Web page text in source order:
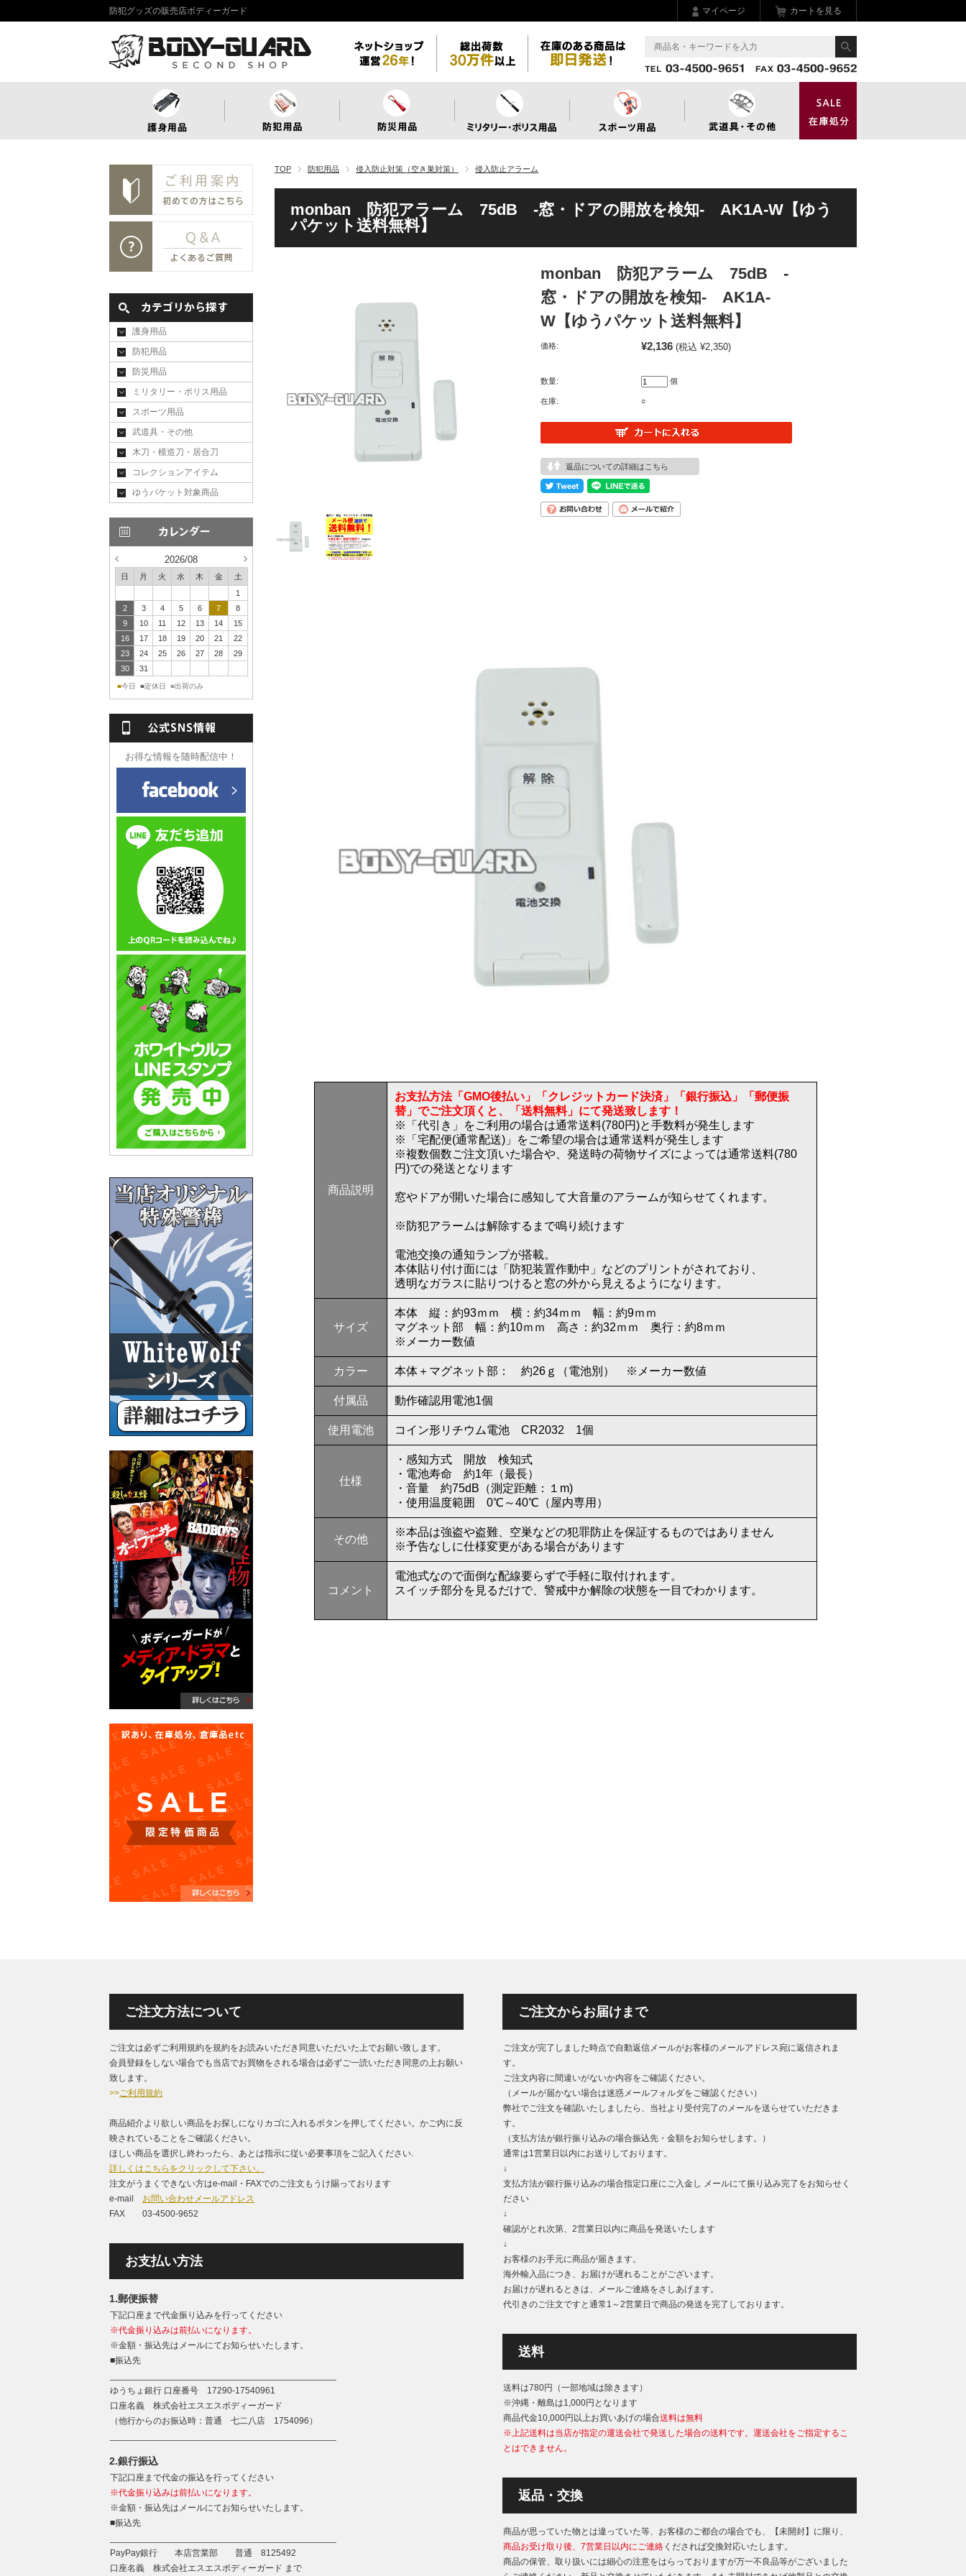
防犯グッズの販売店ボディーガード マイページ カートを見る
TOP 防犯用品 侵入防止対策（空き巣対策） 侵入防止アラーム
monban 防犯アラーム 75dB -窓・ドアの開放を検知- AK1A-W【ゆう
パケット送料無料】
monban 防犯アラーム 75dB -
窓・ドアの開放を検知- AK1A-
W【ゆうパケット送料無料】
価格: ¥2,136 (税込 ¥2,350)
数量: 個
在庫: ○
返品についての詳細はこちら
商品説明
お支払方法「GMO後払い」「クレジットカード決済」「銀行振込」「郵便振
替」でご注文頂くと、「送料無料」にて発送致します！
※「代引き」をご利用の場合は通常送料(780円)と手数料が発生します
※「宅配便(通常配送)」をご希望の場合は通常送料が発生します
※複数個数ご注文頂いた場合や、発送時の荷物サイズによっては通常送料(780
円)での発送となります
窓やドアが開いた場合に感知して大音量のアラームが知らせてくれます。
※防犯アラームは解除するまで鳴り続けます
電池交換の通知ランプが搭載。
本体貼り付け面には「防犯装置作動中」などのプリントがされており、
透明なガラスに貼りつけると窓の外から見えるようになります。
サイズ
本体 縦：約93ｍｍ 横：約34ｍｍ 幅：約9ｍｍ
マグネット部 幅：約10ｍｍ 高さ：約32ｍｍ 奥行：約8ｍｍ
※メーカー数値
カラー 本体＋マグネット部： 約26ｇ（電池別） ※メーカー数値
付属品 動作確認用電池1個
使用電池 コイン形リチウム電池 CR2032 1個
仕様
・感知方式 開放 検知式
・電池寿命 約1年（最長）
・音量 約75dB（測定距離：１m)
・使用温度範囲 0℃～40℃（屋内専用）
その他
※本品は強盗や盗難、空巣などの犯罪防止を保証するものではありません
※予告なしに仕様変更がある場合があります
コメント
電池式なので面倒な配線要らずで手軽に取付けれます。
スイッチ部分を見るだけで、警戒中か解除の状態を一目でわかります。
護身用品
防犯用品
防災用品
ミリタリー・ポリス用品
スポーツ用品
武道具・その他
木刀・模造刀・居合刀
コレクションアイテム
ゆうパケット対象商品
2026/08
日 月 火 水 木 金
土
1
2
3 4 5 6 7
8
9
10 11 12 13 14
15
16
17 18 19 20 21
22
23
24 25 26 27 28
29
30
31
■今日 ■定休日 ■出荷のみ
お得な情報を随時配信中！
ご注文方法について
ご注文は必ずご利用規約を規約をお読みいただき同意いただいた上でお願い致します。
会員登録をしない場合でも当店でお買物をされる場合は必ずご一読いただき同意の上お願い
致します。
>>ご利用規約
商品紹介より欲しい商品をお探しになりカゴに入れるボタンを押してください。かご内に反
映されていることをご確認ください。
ほしい商品を選択し終わったら、あとは指示に従い必要事項をご記入ください.
詳しくはこちらをクリックして下さい。
注文がうまくできない方はe-mail・FAXでのご注文もうけ賜っております
e-mail お問い合わせメールアドレス
FAX 03-4500-9652
お支払い方法
1.郵便振替
下記口座まで代金振り込みを行ってください
※代金振り込みは前払いになります。
※金額・振込先はメールにてお知らせいたします。
■振込先
ゆうちょ銀行 口座番号 17290-17540961
口座名義 株式会社エスエスボディーガード
（他行からのお振込時：普通 七二八店 1754096）
2.銀行振込
下記口座まで代金の振込を行ってください
※代金振り込みは前払いになります。
※金額・振込先はメールにてお知らせいたします。
■振込先
PayPay銀行 本店営業部 普通 8125492
口座名義 株式会社エスエスボディーガード まで
ご注文からお届けまで
ご注文が完了しました時点で自動返信メールがお客様のメールアドレス宛に返信されま
す。
ご注文内容に間違いがないか内容をご確認ください。
（メールが届かない場合は迷惑メールフォルダをご確認ください）
弊社でご注文を確認いたしましたら、当社より受付完了のメールを送らせていただきま
す。
（支払方法が銀行振り込みの場合振込先・金額をお知らせします。）
通常は1営業日以内にお送りしております。
↓
支払方法が銀行振り込みの場合指定口座にご入金し メールにて振り込み完了をお知らせく
ださい
↓
確認がとれ次第、2営業日以内に商品を発送いたします
↓
お客様のお手元に商品が届きます。
海外輸入品につき、お届けが遅れることがございます。
お届けが遅れるときは、メールご連絡をさしあげます。
代引きのご注文ですと通常1～2営業日で商品の発送を完了しております。
送料
送料は780円（一部地域は除きます）
※沖縄・離島は1,000円となります
商品代金10,000円以上お買いあげの場合送料は無料
※上記送料は当店が指定の運送会社で発送した場合の送料です。運送会社をご指定するこ
とはできません。
返品・交換
商品が思っていた物とは違っていた等、お客様のご都合の場合でも、【未開封】に限り、
商品お受け取り後、7営業日以内にご連絡くだされば交換対応いたします。
商品の保管、取り扱いには細心の注意をはらっておりますが万一不良品等がございました